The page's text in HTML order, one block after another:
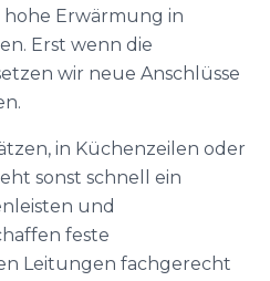
Erwärmung in
Erst wenn die
wir neue Anschlüsse
in Küchenzeilen oder
sonst schnell ein
und
feste
Leitungen fachgerecht